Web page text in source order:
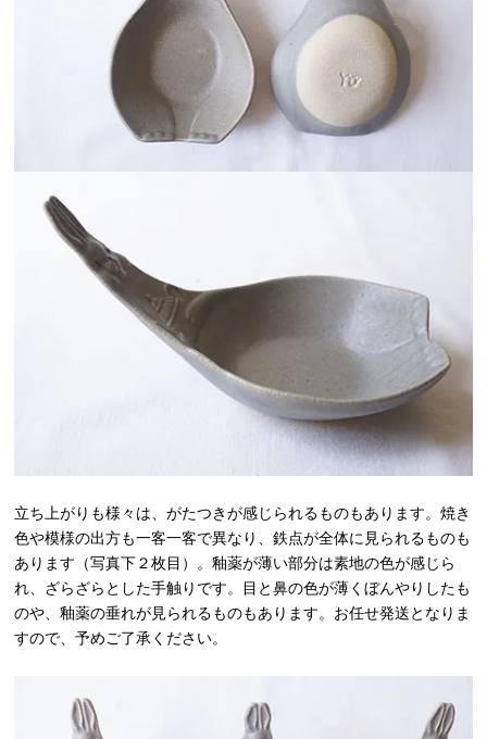
立ち上がりも様々は、がたつきが感じられるものもあります。焼き
色や模様の出方も一客一客で異なり、鉄点が全体に見られるものも
あります（写真下２枚目）。釉薬が薄い部分は素地の色が感じら
れ、ざらざらとした手触りです。目と鼻の色が薄くぼんやりしたも
のや、釉薬の垂れが見られるものもあります。お任せ発送となりま
すので、予めご了承ください。